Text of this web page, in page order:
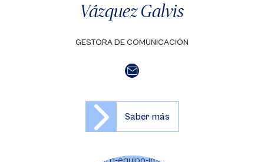
Vázquez Galvis
GESTORA DE COMUNICACIÓN
Saber más